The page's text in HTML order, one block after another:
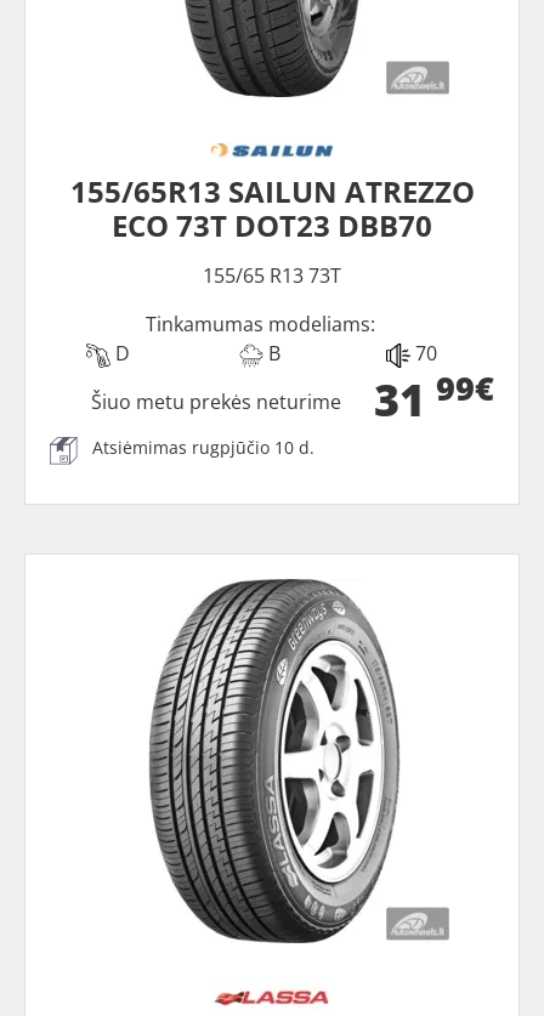
155/65R13 SAILUN ATREZZO
ECO 73T DOT23 DBB70
155/65 R13 73T
Tinkamumas modeliams:
D
B 70
31 99€
Šiuo metu prekės neturime
Atsiėmimas rugpjūčio 10 d.